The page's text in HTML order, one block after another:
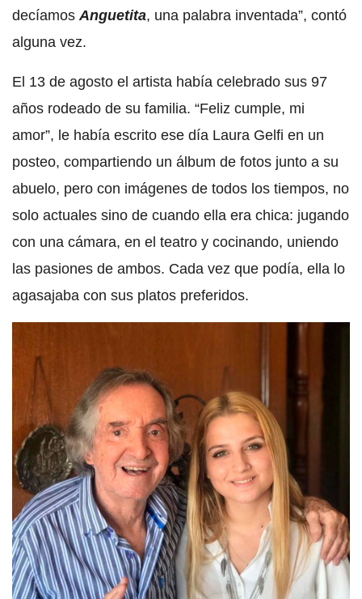
decíamos Anguetita, una palabra inventada”, contó
alguna vez.
El 13 de agosto el artista había celebrado sus 97
años rodeado de su familia. “Feliz cumple, mi
amor”, le había escrito ese día Laura Gelfi en un
posteo, compartiendo un álbum de fotos junto a su
abuelo, pero con imágenes de todos los tiempos, no
solo actuales sino de cuando ella era chica: jugando
con una cámara, en el teatro y cocinando, uniendo
las pasiones de ambos. Cada vez que podía, ella lo
agasajaba con sus platos preferidos.